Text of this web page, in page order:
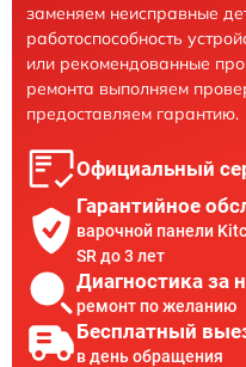
заменяем неисправные
работоспособность
или рекомендованные
ремонта выполняем
предоставляем гарантию.
Официальный
Гарантийное
варочной панели
SR до 3 лет
Диагностика за
ремонт по желанию
Бесплатный
в день обращения